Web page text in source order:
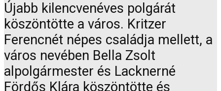
Újabb kilencvenéves polgárát
köszöntötte a város. Kritzer
Ferencnét népes családja mellett, a
város nevében Bella Zsolt
alpolgármester és Lacknerné
Fördős Klára köszöntötte és